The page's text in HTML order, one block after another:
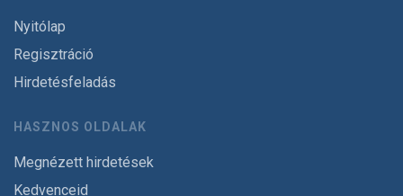
Nyitólap
Regisztráció
Hirdetésfeladás
HASZNOS OLDALAK
Megnézett hirdetések
Kedvenceid